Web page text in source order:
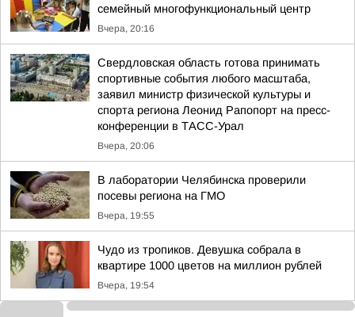
семейный многофункциональный центр
Вчера, 20:16
Свердловская область готова принимать
спортивные события любого масштаба,
заявил министр физической культуры и
спорта региона Леонид Рапопорт на пресс-
конференции в ТАСС-Урал
Вчера, 20:06
В лаборатории Челябинска проверили
посевы региона на ГМО
Вчера, 19:55
Чудо из тропиков. Девушка собрала в
квартире 1000 цветов на миллион рублей
Вчера, 19:54